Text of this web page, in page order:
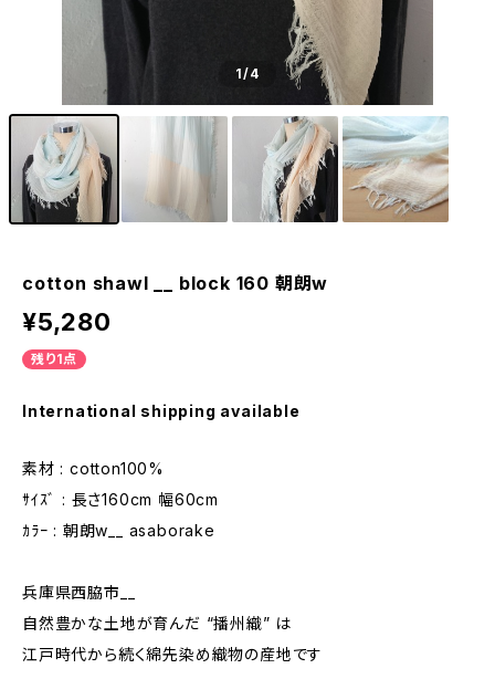
1/4
cotton shawl __ block 160 朝朗w
¥5,280
残り1点
International shipping available
素材 : cotton100%
ｻｲｽﾞ : 長さ160cm 幅60cm
ｶﾗｰ : 朝朗w__ asaborake
兵庫県西脇市__
自然豊かな土地が育んだ “播州織” は
江戸時代から続く綿先染め織物の産地です